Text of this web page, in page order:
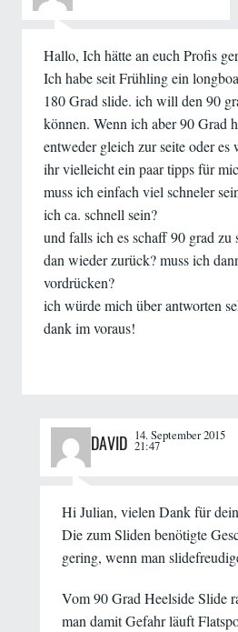
Hallo, Ich hätte an euch Profis
Ich habe seit Frühling ein
180 Grad slide. ich will den 90
können. Wenn ich aber 90 Grad
entweder gleich zur seite oder es
ihr vielleicht ein paar tipps für
muss ich einfach viel schneler
ich ca. schnell sein?
und falls ich es schaff 90 grad
dan wieder zurück? muss ich
vordrücken?
ich würde mich über antworten
dank im voraus!
DAVID 14. September 2015
21:47
Hi Julian, vielen Dank für
Die zum Sliden benötigte
gering, wenn man
Vom 90 Grad Heelside Slide
man damit Gefahr läuft